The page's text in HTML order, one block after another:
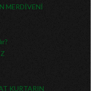
MERDİVENİ
KURTARIN